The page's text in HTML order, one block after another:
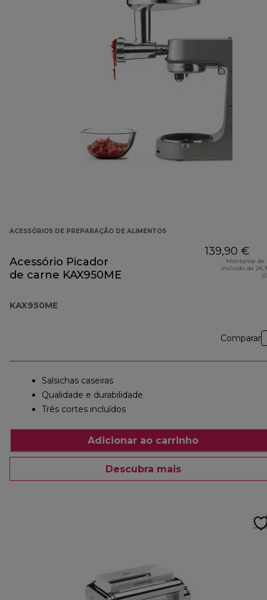
ACESSÓRIOS DE PREPARAÇÃO DE ALIMENTOS
Acessório Picador
de carne KAX950ME
KAX950ME
139,90 €
Montante de
incluído de
Comparar
Salsichas caseiras
Qualidade e durabilidade
Três cortes incluídos
Adicionar ao carrinho
Descubra mais